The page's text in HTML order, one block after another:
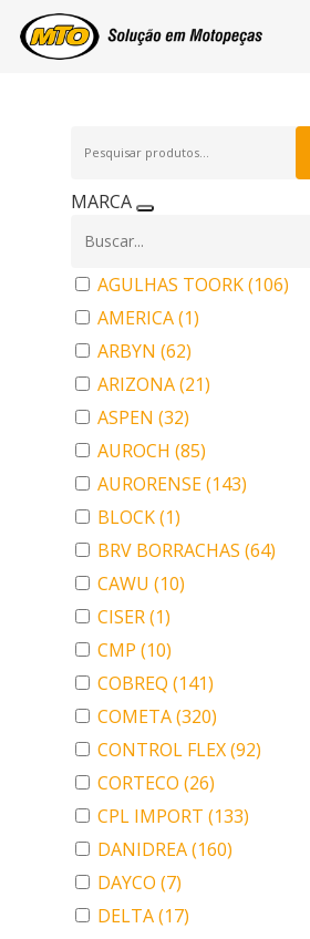
por:
MARCA
AGULHAS TOORK(106)
AMERICA(1)
ARBYN (62)
ARIZONA(21)
ASPEN (32)
AUROCH (85)
AURORENSE(143)
BLOCK(1)
BRV BORRACHAS (64)
CAWU (10)
CISER(1)
CMP (10)
COBREQ (141)
COMETA(320)
CONTROL FLEX(92)
CORTECO (26)
CPL IMPORT (133)
DANIDREA(160)
DAYCO (7)
DELTA(17)